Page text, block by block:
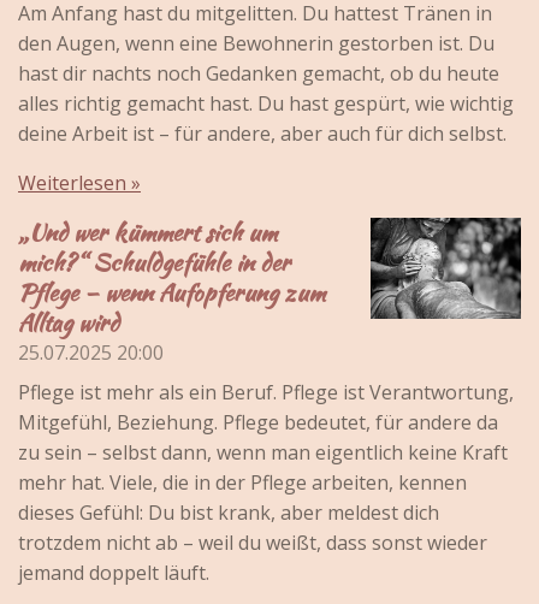
Am Anfang hast du mitgelitten. Du hattest Tränen in
den Augen, wenn eine Bewohnerin gestorben ist. Du
hast dir nachts noch Gedanken gemacht, ob du heute
alles richtig gemacht hast. Du hast gespürt, wie wichtig
deine Arbeit ist – für andere, aber auch für dich selbst.
Weiterlesen »
„Und wer kümmert sich um
mich?“ Schuldgefühle in der
Pflege – wenn Aufopferung zum
Alltag wird
25.07.2025 20:00
Pflege ist mehr als ein Beruf. Pflege ist Verantwortung,
Mitgefühl, Beziehung. Pflege bedeutet, für andere da
zu sein – selbst dann, wenn man eigentlich keine Kraft
mehr hat. Viele, die in der Pflege arbeiten, kennen
dieses Gefühl: Du bist krank, aber meldest dich
trotzdem nicht ab – weil du weißt, dass sonst wieder
jemand doppelt läuft.